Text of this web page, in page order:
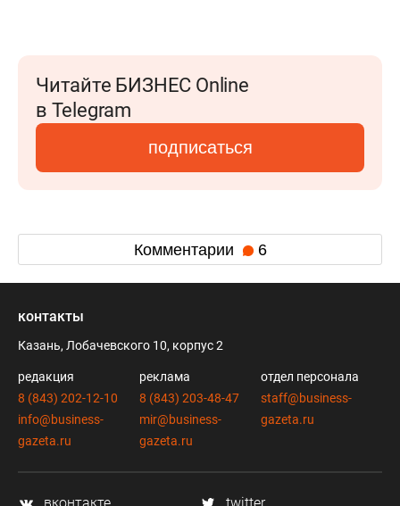
Читайте БИЗНЕС Online
в Telegram
подписаться
Комментарии 6
контакты
Казань, Лобачевского 10, корпус 2
редакция
8 (843) 202-12-10
info@business-
gazeta.ru
реклама
8 (843) 203-48-47
mir@business-
gazeta.ru
отдел персонала
staff@business-
gazeta.ru